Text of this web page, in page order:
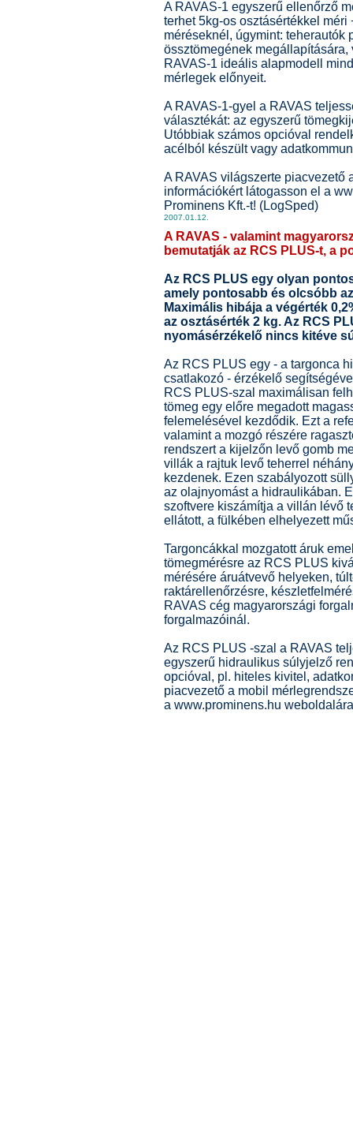
A RAVAS-1 egyszerű ellenőrző
terhet 5kg-os osztásértékkel
méréseknél, úgymint: teherautók
össztömegének
RAVAS-1 ideális alapmodell
mérlegek előnyeit.
A RAVAS-1-gyel a RAVAS
választékát: az egyszerű
Utóbbiak számos opcióval
acélból készült vagy
A RAVAS világszerte piacvezető
információkért látogasson el a
Prominens Kft.-t! (LogSped)
2007.01.12.
A RAVAS - valamint
bemutatják az RCS PLUS-t, a
Az RCS PLUS egy olyan
amely pontosabb és olcsóbb
Maximális hibája a végérték
az osztásérték 2 kg. Az RCS
nyomásérzékelő nincs kitéve
Az RCS PLUS egy - a targonca
csatlakozó - érzékelő
RCS PLUS-szal maximálisan
tömeg egy előre megadott
felemelésével kezdődik. Ezt a
valamint a mozgó részére
rendszert a kijelzőn levő gomb
villák a rajtuk levő teherrel
kezdenek. Ezen szabályozott
az olajnyomást a hidraulikában.
szoftvere kiszámítja a villán lévő
ellátott, a fülkében elhelyezett
Targoncákkal mozgatott áruk
tömegmérésre az RCS PLUS
mérésére áruátvevő helyeken,
raktárellenőrzésre,
RAVAS cég magyarországi
forgalmazóinál.
Az RCS PLUS -szal a RAVAS
egyszerű hidraulikus súlyjelző
opcióval, pl. hiteles kivitel,
piacvezető a mobil
a www.prominens.hu